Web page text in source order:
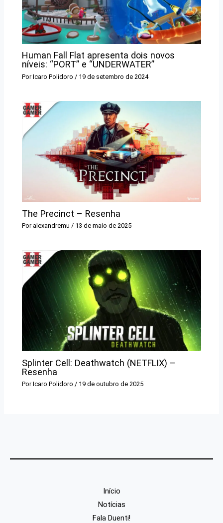
Human Fall Flat apresenta dois novos
níveis: “PORT” e “UNDERWATER”
PorIcaro Polidoro / 19 de setembro de 2024
The Precinct – Resenha
Por alexandremu/ 13 de maio de 2025
Splinter Cell: Deathwatch (NETFLIX) –
Resenha
PorIcaro Polidoro/ 19 de outubro de 2025
Início
Notícias
Fala Duenti!